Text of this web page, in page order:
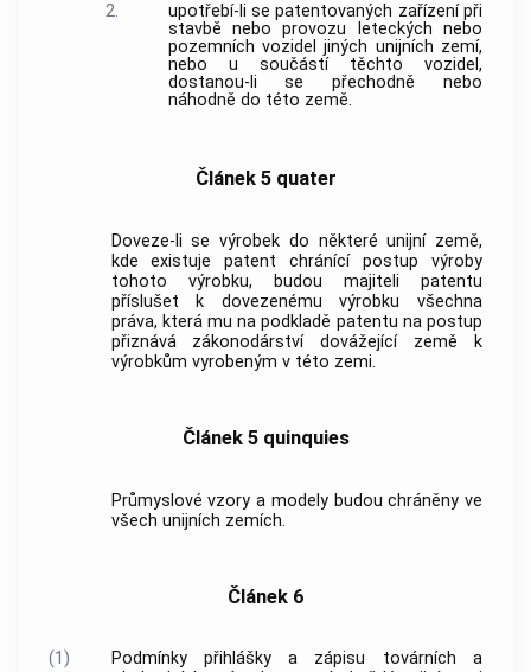
2.
upotřebí-li se patentovaných zařízení při
stavbě nebo provozu leteckých nebo
pozemních vozidel jiných unijních zemí,
nebo u součástí těchto vozidel,
dostanou-li se přechodně nebo
náhodně do této země.
Článek 5 quater
Doveze-li se výrobek do některé unijní země,
kde existuje patent chránící postup výroby
tohoto výrobku, budou majiteli patentu
příslušet k dovezenému výrobku všechna
práva, která mu na podkladě patentu na postup
přiznává zákonodárství dovážející země k
výrobkům vyrobeným v této zemi.
Článek 5 quinquies
Průmyslové vzory a modely budou chráněny ve
všech unijních zemích.
Článek 6
(1)
Podmínky přihlášky a zápisu továrních a